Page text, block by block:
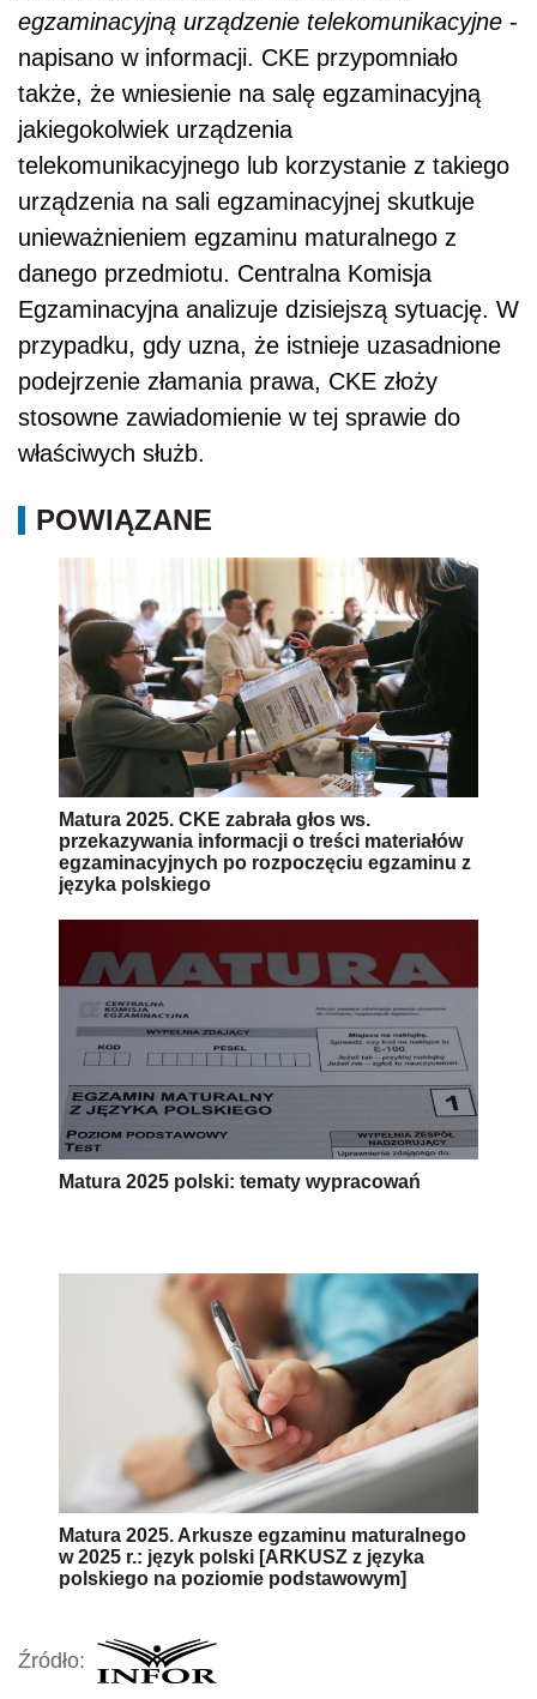
egzaminacyjną urządzenie telekomunikacyjne -
napisano w informacji. CKE przypomniało
także, że wniesienie na salę egzaminacyjną
jakiegokolwiek urządzenia
telekomunikacyjnego lub korzystanie z takiego
urządzenia na sali egzaminacyjnej skutkuje
unieważnieniem egzaminu maturalnego z
danego przedmiotu. Centralna Komisja
Egzaminacyjna analizuje dzisiejszą sytuację. W
przypadku, gdy uzna, że istnieje uzasadnione
podejrzenie złamania prawa, CKE złoży
stosowne zawiadomienie w tej sprawie do
właściwych służb.
POWIĄZANE
Matura 2025. CKE zabrała głos ws.
przekazywania informacji o treści materiałów
egzaminacyjnych po rozpoczęciu egzaminu z
języka polskiego
Matura 2025 polski: tematy wypracowań
Matura 2025. Arkusze egzaminu maturalnego
w 2025 r.: język polski [ARKUSZ z języka
polskiego na poziomie podstawowym]
Źródło: